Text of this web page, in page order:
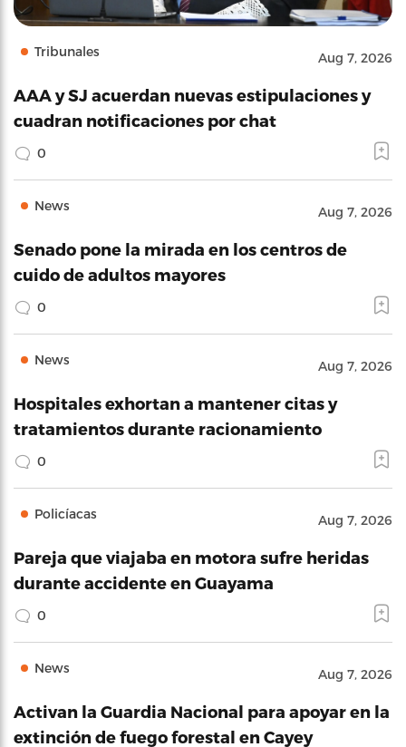
Tribunales Aug 7, 2026
AAA y SJ acuerdan nuevas estipulaciones y
cuadran notificaciones por chat
0
News Aug 7, 2026
Senado pone la mirada en los centros de
cuido de adultos mayores
0
News Aug 7, 2026
Hospitales exhortan a mantener citas y
tratamientos durante racionamiento
0
Policíacas Aug 7, 2026
Pareja que viajaba en motora sufre heridas
durante accidente en Guayama
0
News Aug 7, 2026
Activan la Guardia Nacional para apoyar en la
extinción de fuego forestal en Cayey